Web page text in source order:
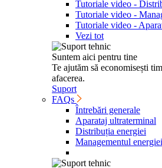
Tutoriale video -
Tutoriale video -
Tutoriale video -
Vezi tot
Suntem aici pentru tine
Te ajutăm să econo­mi­sești
afacerea.
Suport
FAQs
Întrebări generale
Aparataj ultraterminal
Distribuția energiei
Managementul energiei